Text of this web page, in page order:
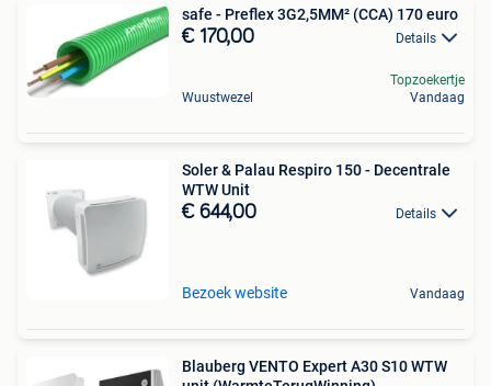
safe - Preflex 3G2,5MM² (CCA) 170 euro
€ 170,00 Details
Wuustwezel
Topzoekertje
Vandaag
Soler & Palau Respiro 150 - Decentrale
WTW Unit
€ 644,00 Details
Bezoek website Vandaag
Blauberg VENTO Expert A30 S10 WTW